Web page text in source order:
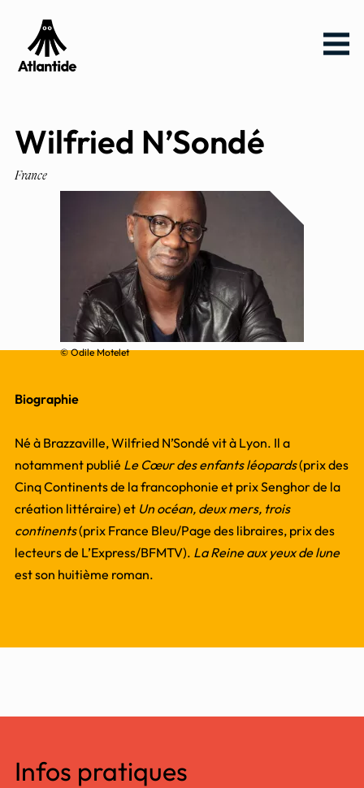
Aller
au
menu
Aller au
contenu
Menu
Wilfried N’Sondé
France
© Odile Motelet
Biographie
Né à Brazzaville, Wilfried N’Sondé vit à Lyon. Il a
notamment publié Le Cœur des enfants léopards(prix des
Cinq Continents de la francophonie et prix Senghor de la
création littéraire) et Un océan, deux mers, trois
continents(prix France Bleu/Page des libraires, prix des
lecteurs de L’Express/BFMTV). La Reine aux yeux de lune
est son huitième roman.
Infos pratiques